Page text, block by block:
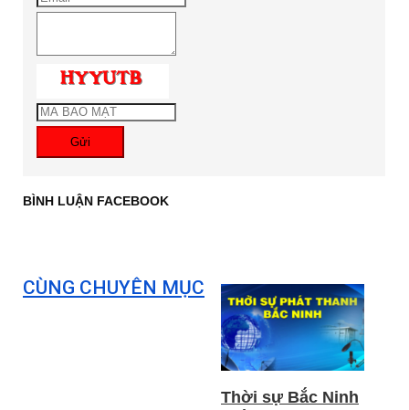
Gửi
BÌNH LUẬN FACEBOOK
CÙNG CHUYÊN MỤC
Thời sự Bắc Ninh